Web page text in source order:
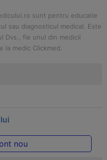
sunt pentru educatie
sau diagnosticul medical. Este
Dvs., fie unul din medicii
la medic Clickmed.
nou